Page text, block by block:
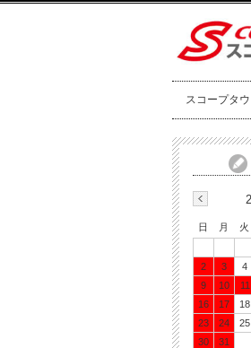
スコープタ
日 月 火
2
3 4
9
10 11
16
17 18
23
24 25
30
31